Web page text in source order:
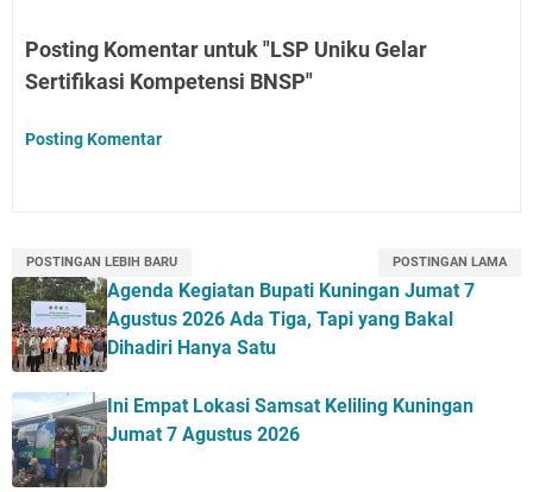
Posting Komentar untuk "LSP Uniku Gelar
Sertifikasi Kompetensi BNSP"
Posting Komentar
POSTINGAN LEBIH BARU POSTINGAN LAMA
Agenda Kegiatan Bupati Kuningan Jumat 7
Agustus 2026 Ada Tiga, Tapi yang Bakal
Dihadiri Hanya Satu
Ini Empat Lokasi Samsat Keliling Kuningan
Jumat 7 Agustus 2026